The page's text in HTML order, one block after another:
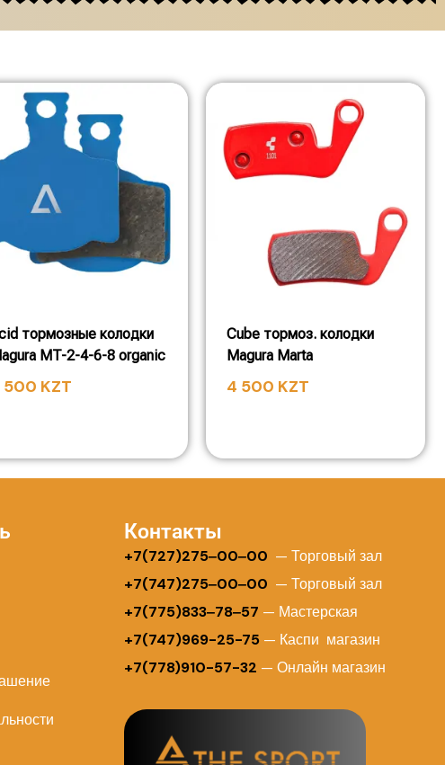
тормозные колодки
MT-2-4-6-8 organic
500 KZT
Cube тормоз. колодки
Magura Marta
4 500 KZT
Контакты
+7(727)275‒00‒00 — Торговый зал
+7(747)275‒00‒00 — Торговый зал
+7(775)833‒78‒57 — Мастерская
+7(747)969-25-75— Каспи магазин
+7(778)910-57-32 — Онлайн магазин